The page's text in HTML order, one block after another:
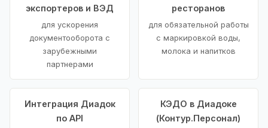
экспортеров и ВЭД
для ускорения
документооборота с
зарубежными
партнерами
ресторанов
для обязательной работы
с маркировкой воды,
молока и напитков
Интеграция Диадок
по API
КЭДО в Диадоке
(Контур.Персонал)